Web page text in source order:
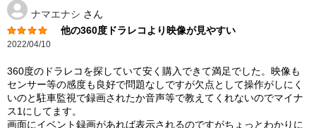
ナマエナシ さん
他の360度ドラレコより映像が見やすい
2022/04/10
360度のドラレコを探していて安く購入できて満足でした。映像も
センサー等の感度も良好で問題なしですが欠点として操作がしにく
いのと駐車監視で録画されたか音声等で教えてくれないのでマイナ
ス1にしてます。
画面にイベント録画があれば表示されるのですがちょっとわかりに